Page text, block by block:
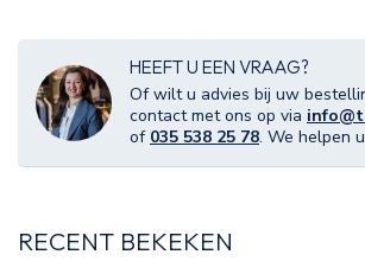
HEEFT U EEN VRAAG?
Of wilt u advies bij uw
contact met ons op via
of 035 538 25 78. We helpen
RECENT BEKEKEN